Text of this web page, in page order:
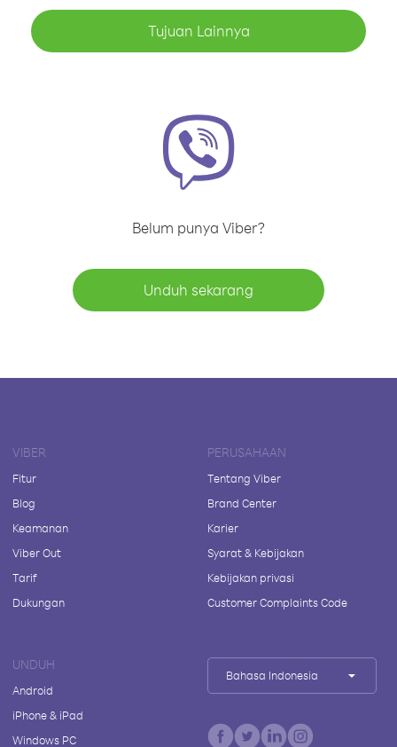
Tujuan Lainnya
Belum punya Viber?
Unduh sekarang
VIBER
Fitur
Blog
Keamanan
Viber Out
Tarif
Dukungan
PERUSAHAAN
Tentang Viber
Brand Center
Karier
Syarat & Kebijakan
Kebijakan privasi
Customer Complaints Code
UNDUH
Android
iPhone & iPad
Windows PC
Bahasa Indonesia